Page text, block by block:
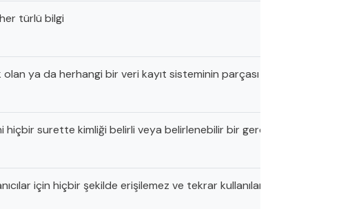
türlü bilgi
ya da herhangi bir veri kayıt sisteminin parçası olmak kaydıyla
hiçbir surette kimliği belirli veya belirlenebilir bir gerçek kişiyle
için hiçbir şekilde erişilemez ve tekrar kullanılamaz hale